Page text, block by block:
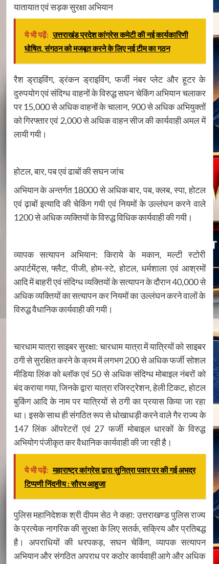
यातायात एवं सड़क सुरक्षा अभियान
ये भी पढ़ें: उत्तराखंड प्रदेश कांग्रेस कमेटी की नई कार्यकारिणी
घोषित, संगठन को मजबूत करने के लिए नई टीम का गठन
रैश ड्राइविंग, ड्रंकन ड्राइविंग, फर्जी नंबर प्लेट और हूटर के
दुरुपयोग एवं संदिग्ध वाहनों के विरुद्ध सघन चेकिंग अभियान चलाकर
पर 15,000 से अधिक वाहनों के चालान, 900 से अधिक अभियुक्तों
को गिरफ्तार एवं 2,000 से अधिक वाहन सीज की कार्यवाही अमल में
लायी गयी।
होटल, बार, पब एवं ढाबों की सघन जांच
अभियान के अन्तर्गत 18000 से अधिक बार, पब, क्लब, स्पा, होटल
एवं ढ़ाबों इत्यादि की चेकिंग गयी एवं नियमों के उल्लंघन करने वाले
1200 से अधिक व्यक्तियों के विरुद्ध विधिक कार्यवाही की गयी।
व्यापक सत्यापन अभियान: किराये के मकान, मल्टी स्टोरी
अपार्टमेंट्स, फ्लैट, पीजी, होम-स्टे, होटल, धर्मशाला एवं आश्रमों
आदि में बाहरी एवं संदिग्ध व्यक्तियों के सत्यापन के दौरान 40,000 से
अधिक व्यक्तियों का सत्यापन कर नियमों का उल्लंघन करने वालों के
विरुद्ध वैधानिक कार्यवाही की गयी।
चारधाम यात्रा साइबर सुरक्षा: चारधाम यात्रा में यात्रियों को साइबर
ठगी से सुरक्षित करने के क्रम में लगभग 200 से अधिक फर्जी सोशल
मीडिया लिंक को ब्लॉक एवं 50 से अधिक संदिग्ध मोबाइल नंबरों को
बंद कराया गया, जिनके द्वारा यात्रा रजिस्ट्रेशन, हेली टिकट, होटल
बुकिंग आदि के नाम पर यात्रियों से ठगी का प्रयास किया जा रहा
था। इसके साथ ही संगठित रूप से धोखाधड़ी करने वाले गैर राज्य के
147 लिंक ऑपरेटरों एवं 27 फर्जी मोबाइल धारकों के विरुद्ध
अभियोग पंजीकृत कर वैधानिक कार्यवाही की जा रही है।
ये भी पढ़ें: महाराष्ट्र कांग्रेस द्वारा सुनित्रा पवार पर की गई अभद्र
टिप्पणी निंदनीय : सौरभ आहूजा
पुलिस महानिदेशक श्री दीपम सेठ ने कहा: उत्तराखण्ड पुलिस राज्य
के प्रत्येक नागरिक की सुरक्षा के लिए सतर्क, सक्रिय और प्रतिबद्ध
है। अपराधियों की धरपकड़, सघन चेकिंग, व्यापक सत्यापन
अभियान और संगठित अपराध पर कठोर कार्यवाही आगे और अधिक